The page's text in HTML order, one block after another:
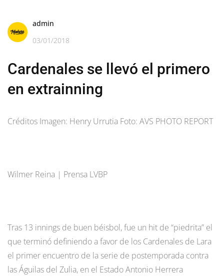
admin
03/01/2018
Cardenales se llevó el primero
en extrainning
Créditos Imagen: Henry Urrutia Foto: AVS PHOTO REPORT
Wilmer Reina | Prensa LVBP
Tras 13 innings de buen béisbol, fue un hit de “piedrita” el
que terminó definiendo a favor de los Cardenales de Lara
el primer encuentro de la serie de postemporada contra
las Águilas del Zulia, en el Estado Antonio Herrera